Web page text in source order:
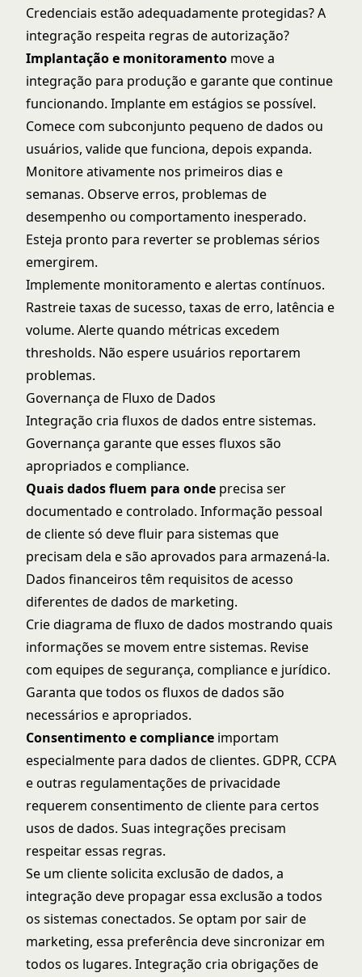
Credenciais estão adequadamente protegidas? A
integração respeita regras de autorização?
Implantação e monitoramento move a
integração para produção e garante que continue
funcionando. Implante em estágios se possível.
Comece com subconjunto pequeno de dados ou
usuários, valide que funciona, depois expanda.
Monitore ativamente nos primeiros dias e
semanas. Observe erros, problemas de
desempenho ou comportamento inesperado.
Esteja pronto para reverter se problemas sérios
emergirem.
Implemente monitoramento e alertas contínuos.
Rastreie taxas de sucesso, taxas de erro, latência e
volume. Alerte quando métricas excedem
thresholds. Não espere usuários reportarem
problemas.
Governança de Fluxo de Dados
Integração cria fluxos de dados entre sistemas.
Governança garante que esses fluxos são
apropriados e compliance.
Quais dados fluem para onde precisa ser
documentado e controlado. Informação pessoal
de cliente só deve fluir para sistemas que
precisam dela e são aprovados para armazená-la.
Dados financeiros têm requisitos de acesso
diferentes de dados de marketing.
Crie diagrama de fluxo de dados mostrando quais
informações se movem entre sistemas. Revise
com equipes de segurança, compliance e jurídico.
Garanta que todos os fluxos de dados são
necessários e apropriados.
Consentimento e compliance importam
especialmente para dados de clientes. GDPR, CCPA
e outras regulamentações de privacidade
requerem consentimento de cliente para certos
usos de dados. Suas integrações precisam
respeitar essas regras.
Se um cliente solicita exclusão de dados, a
integração deve propagar essa exclusão a todos
os sistemas conectados. Se optam por sair de
marketing, essa preferência deve sincronizar em
todos os lugares. Integração cria obrigações de